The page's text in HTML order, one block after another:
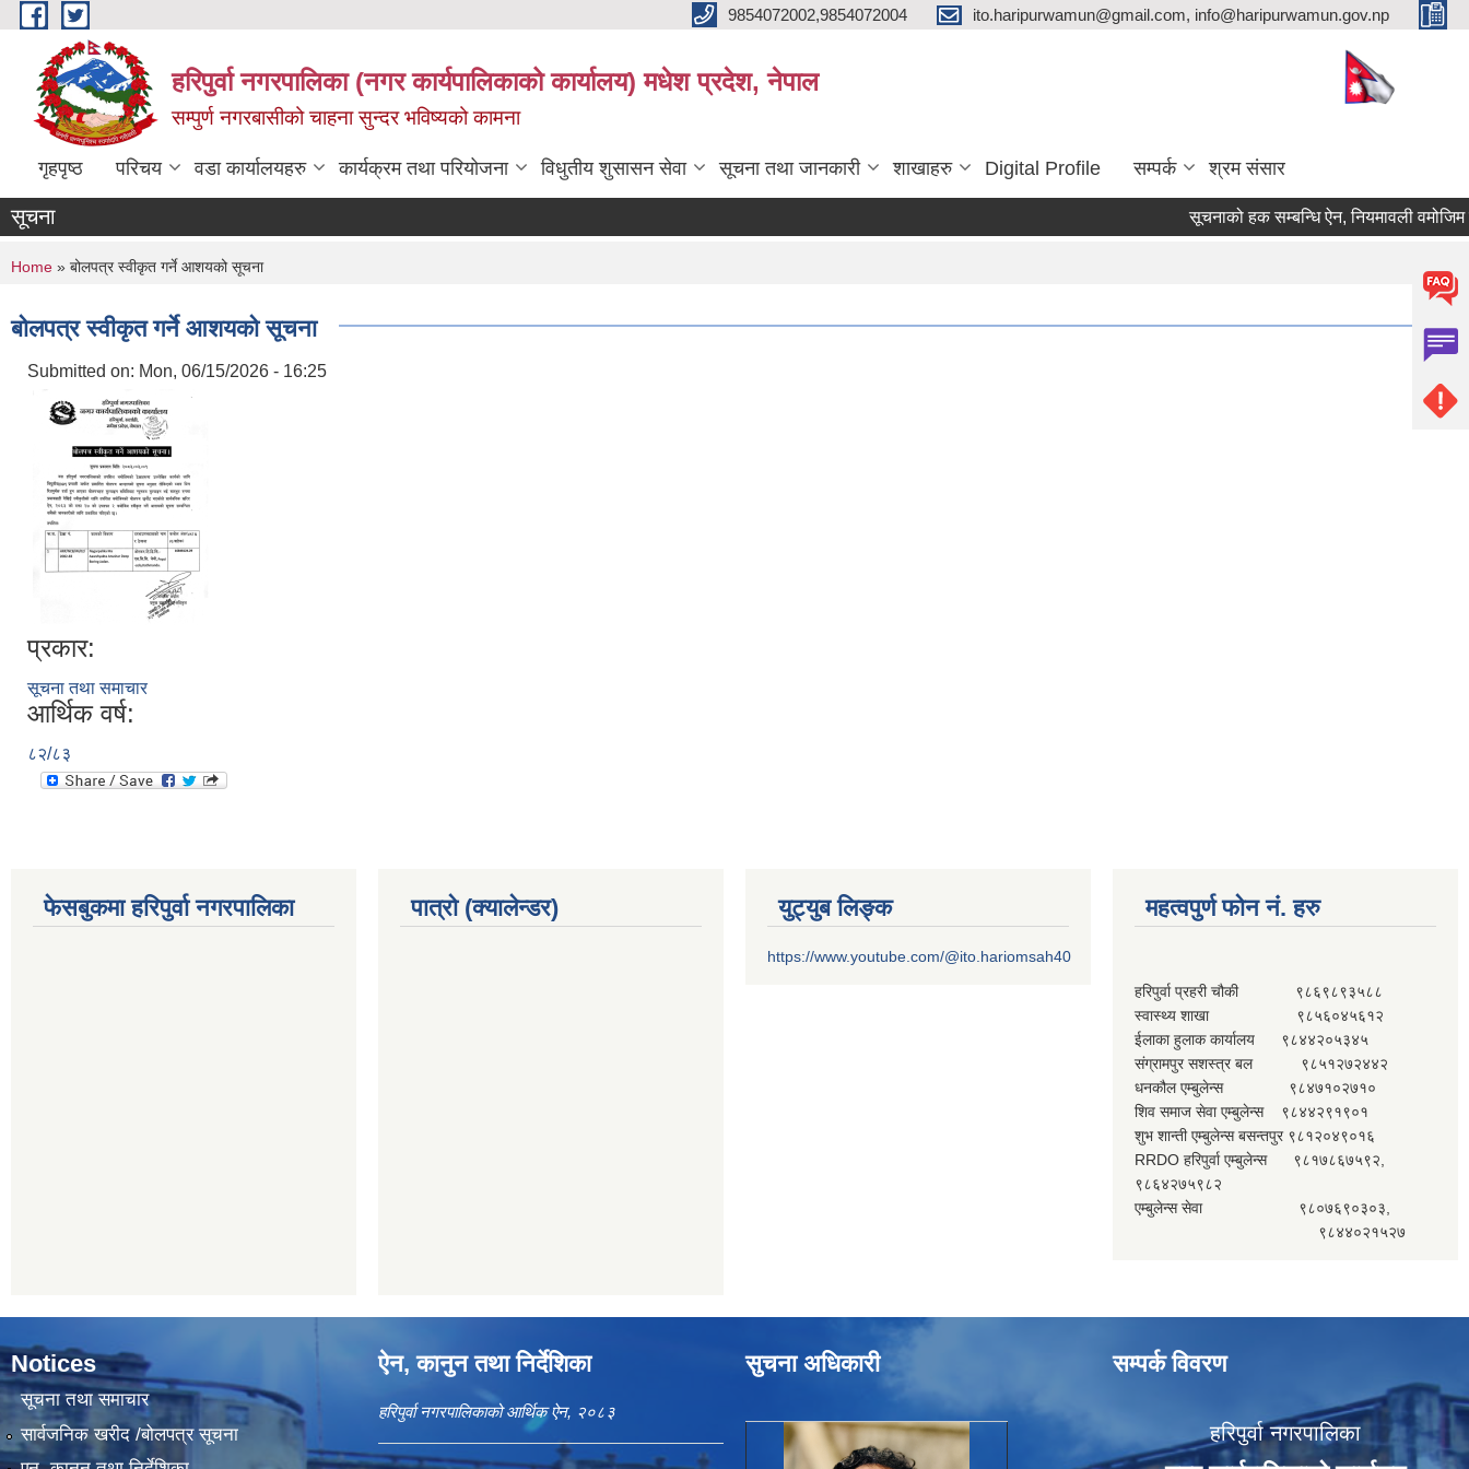
Skip to main content 9854072002,9854072004 ito.haripurwamun@gmail.com, info@haripurwamun.gov.np
हरिपुर्वा नगरपालिका (नगर कार्यपालिकाको कार्यालय) मधेश प्रदेश, नेपाल
सम्पुर्ण नगरबासीको चाहना सुन्दर भविष्यको कामना
गृहपृष्ठ परिचय वडा कार्यालयहरु कार्यक्रम तथा परियोजना विधुतीय शुसासन सेवा सूचना तथा जानकारी शाखाहरु Digital Profile सम्पर्क श्रम संसार
सूचना सूचनाको हक सम्बन्धि ऐन, नियमावली वमोजिम
You are here
Home » बोलपत्र स्वीकृत गर्ने आशयको सूचना
बोलपत्र स्वीकृत गर्ने आशयको सूचना
Submitted on: Mon, 06/15/2026 - 16:25
प्रकार:
सूचना तथा समाचार
आर्थिक वर्ष:
८२/८३
फेसबुकमा हरिपुर्वा नगरपालिका पात्रो (क्यालेन्डर) युट्युब लिङ्क
https://www.youtube.com/@ito.hariomsah40
महत्वपुर्ण फोन नं. हरु
हरिपुर्वा प्रहरी चौकी ९८६९८९३५८८
स्वास्थ्य शाखा ९८५६०४५६१२
ईलाका हुलाक कार्यालय ९८४४२०५३४५
संग्रामपुर सशस्त्र बल ९८५१२७२४४२
धनकौल एम्बुलेन्स ९८४७१०२७१०
शिव समाज सेवा एम्बुलेन्स ९८४४२९१९०१
शुभ शान्ती एम्बुलेन्स बसन्तपुर ९८१२०४९०१६
RRDO हरिपुर्वा एम्बुलेन्स ९८१७८६७५९२,
९८६४२७५९८२
एम्बुलेन्स सेवा ९८०७६९०३०३,
९८४४०२१५२७
Notices
सूचना तथा समाचार
सार्वजनिक खरीद /बोलपत्र सूचना
ऐन, कानुन तथा निर्देशिका
हरिपुर्वा नगरपालिकाको आर्थिक ऐन, २०८३
सुचना अधिकारी सम्पर्क विवरण
हरिपुर्वा नगरपालिका